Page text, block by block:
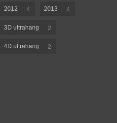
2012 4 2013 4
3D ultrahang 2
4D ultrahang 2